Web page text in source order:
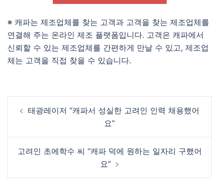
※ 캐파는 제조업체를 찾는 고객과 고객을 찾는 제조업체를
연결해 주는 온라인 제조 플랫폼입니다. 고객은 캐파에서
신뢰할 수 있는 제조업체를 간편하게 만날 수 있고, 제조업
체는 고객을 직접 찾을 수 있습니다.
navigation
태광레이저 “캐파서 성실한 고려인 인력 채용했어
요”
고려인 초에학수 씨 “캐파 덕에 원하는 일자리 구했어
요”